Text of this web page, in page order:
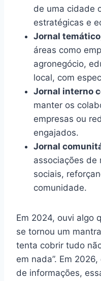
de uma cidade
estratégicas e
Jornal temático
áreas como
agronegócio,
local, com
Jornal interno
manter os
empresas ou
engajados.
Jornal
associações de
sociais,
comunidade.
Em 2024, ouvi algo
se tornou um
tenta cobrir tudo
em nada”. Em
de informações,